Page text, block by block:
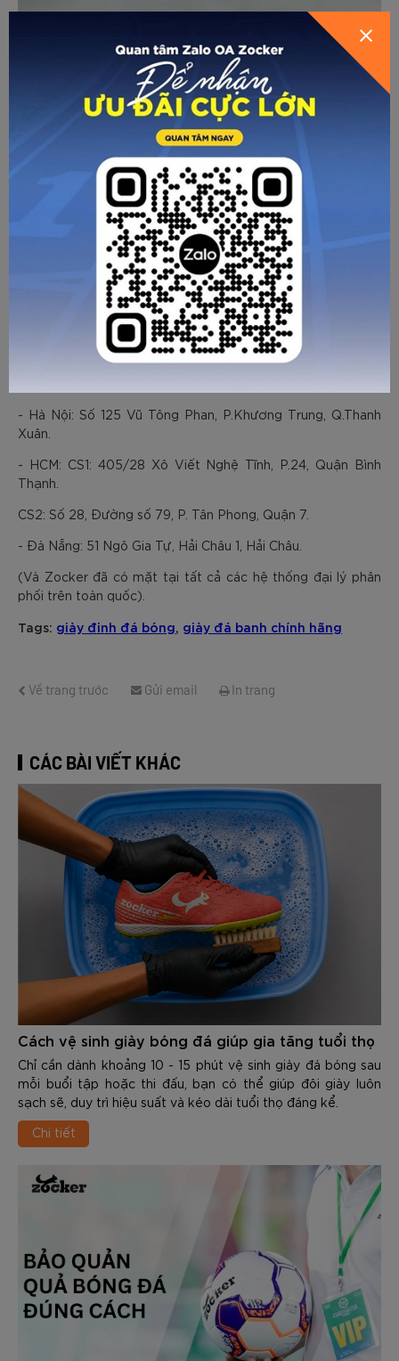
ZOCKER - THỂ THAO TẠO NÊN SỨC
☎ Hotline: 096 905 7088
- Hà Nội: Số 125 Vũ Tông Phan, P.Khương Trung, Q.Thanh
Xuân.
- HCM: CS1: 405/28 Xô Viết Nghệ Tĩnh, P.24, Quận Bình
Thạnh.
CS2: Số 28, Đường số 79, P. Tân Phong, Quận 7.
- Đà Nẵng: 51 Ngô Gia Tự, Hải Châu 1, Hải Châu.
(Và Zocker đã có mặt tại tất cả các hệ thống đại lý phân
phối trên toàn quốc).
Tags: giày đinh đá bóng giày đá banh chính hãng
Về trang trước Gửi email In trang
CÁC BÀI VIẾT KHÁC
Cách vệ sinh giày bóng đá giúp gia tăng tuổi thọ
Chỉ cần dành khoảng 10 - 15 phút vệ sinh giày đá bóng sau
mỗi buổi tập hoặc thi đấu, bạn có thể giúp đôi giày luôn
sạch sẽ, duy trì hiệu suất và kéo dài tuổi thọ đáng kể.
Chi tiết